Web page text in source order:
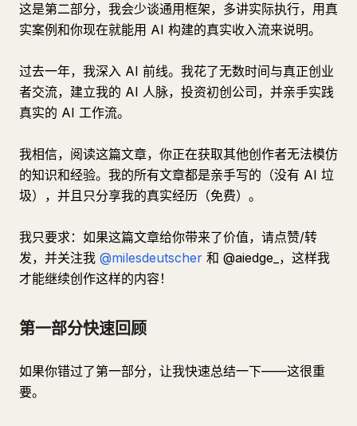
这是第二部分，我会少谈通用框架，多讲实际执行，用真
实案例和你现在就能用 AI 构建的真实收入流来说明。
过去一年，我深入 AI 前线。我花了无数时间与真正创业
者交流，建立我的 AI 人脉，投资初创公司，并亲手实践
真实的 AI 工作流。
我相信，阅读这篇文章，你正在获取其他创作者无法模仿
的知识和经验。我的所有文章都是亲手写的（没有 AI 垃
圾），并且只分享我的真实经历（免费）。
我只要求：如果这篇文章给你带来了价值，请点赞/转
发，并关注我 @milesdeutscher 和 @aiedge_，这样我
才能继续创作这样的内容！
第一部分快速回顾
如果你错过了第一部分，让我快速总结一下——这很重
要。